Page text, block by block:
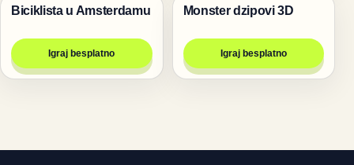
Trke
Biciklista u Amsterdamu
Igraj besplatno
Trke
Monster dzipovi 3D
Igraj besplatno